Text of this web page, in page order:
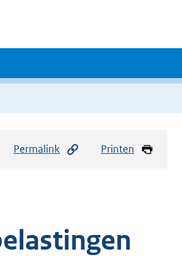
Permalink Printen